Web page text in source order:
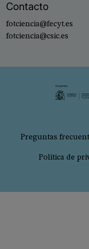
Contacto
fotciencia@fecyt.es
fotciencia@csic.es
Imagen
Preguntas
Política de